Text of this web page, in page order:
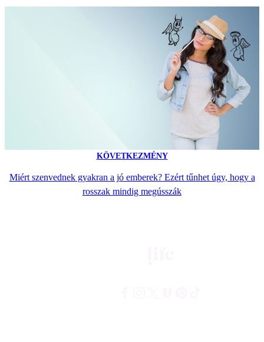
KÖVETKEZMÉNY
Miért szenvednek gyakran a jó emberek? Ezért tűnhet úgy, hogy a
rosszak mindig megússzák